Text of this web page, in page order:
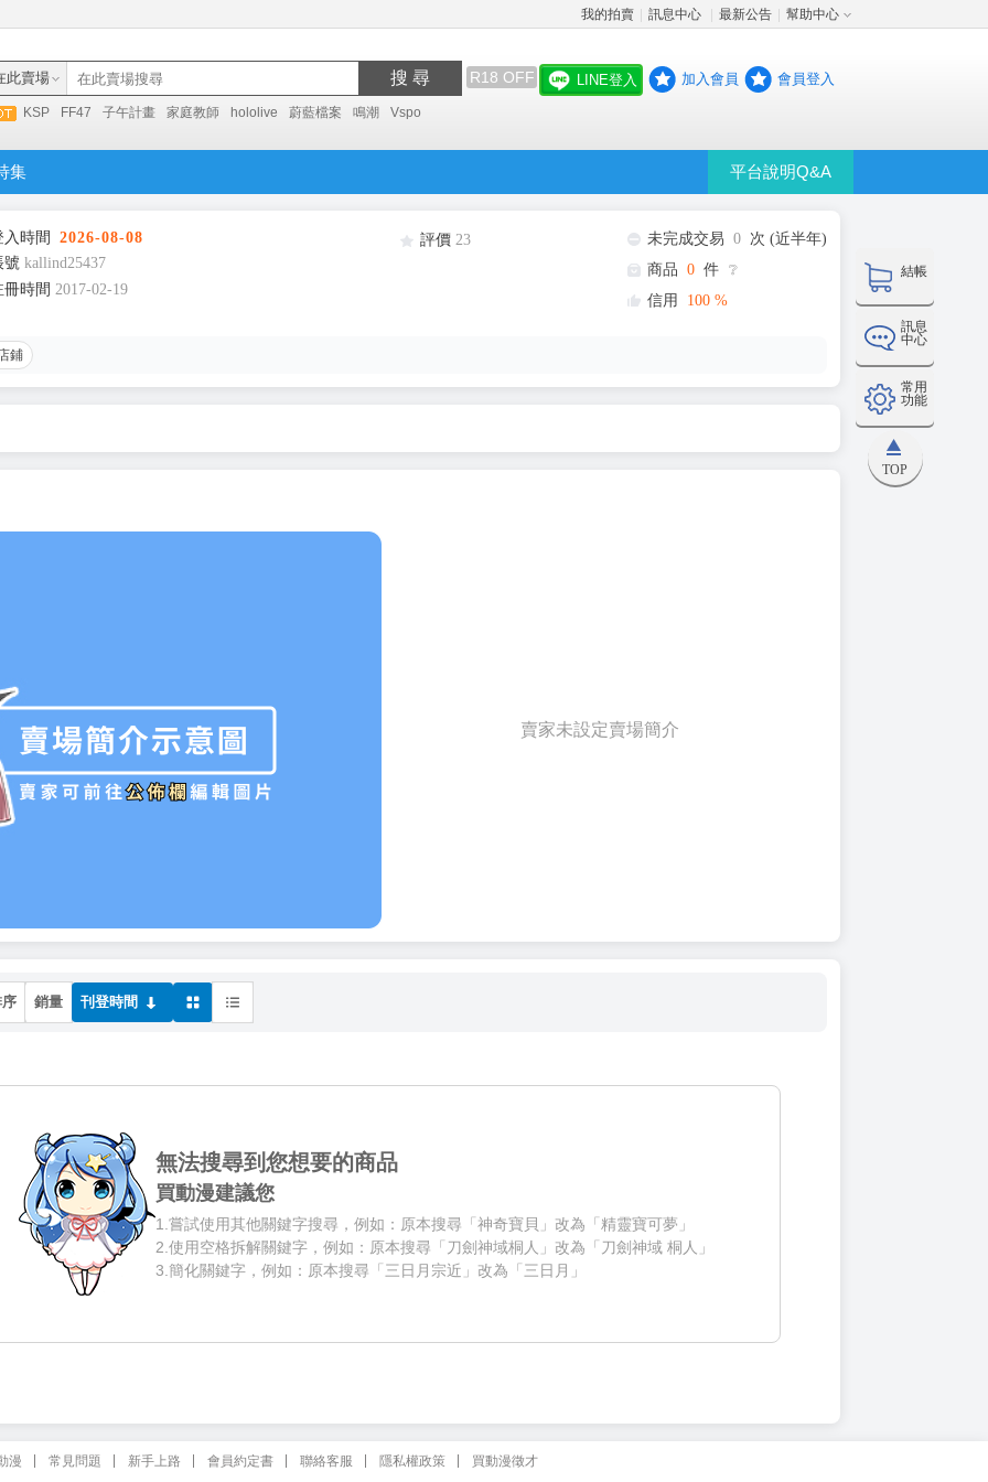
我的拍賣 訊息中心 最新公告 幫助中心
此賣場 搜 尋 R18 OFF
KSP FF47 子午計畫 家庭教師 hololive 蔚藍檔案 鳴潮 Vspo
LINE登入 加入會員 會員登入
集 平台說明Q&A
結帳
訊息
中心
常用
功能
TOP
時間
2026-08-08
號 kallind25437
時間 2017-02-19
評價 23 未完成交易 0 次 (近半年)
商品 0 件 ❔
信用
100 %
鋪
賣家未設定賣場簡介
銷量 刊登時間
無法搜尋到您想要的商品
買動漫建議您
1.嘗試使用其他關鍵字搜尋，例如：原本搜尋「神奇寶貝」改為「精靈寶可夢」
2.使用空格拆解關鍵字，例如：原本搜尋「刀劍神域桐人」改為「刀劍神域 桐人」
3.簡化關鍵字，例如：原本搜尋「三日月宗近」改為「三日月」
漫 常見問題 新手上路 會員約定書 聯絡客服 隱私權政策 買動漫徵才